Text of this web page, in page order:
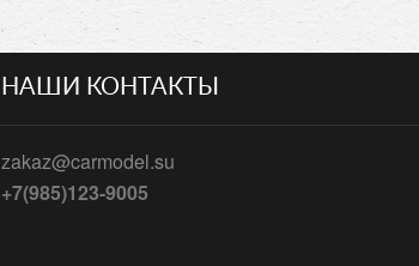
НАШИ КОНТАКТЫ
zakaz@carmodel.su
+7(985)123-9005